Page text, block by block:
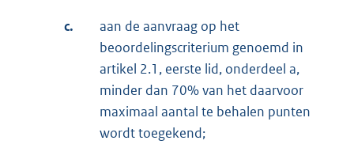
c.
aan de aanvraag op het
beoordelingscriterium genoemd in
artikel 2.1, eerste lid, onderdeel a,
minder dan 70% van het daarvoor
maximaal aantal te behalen punten
wordt toegekend;